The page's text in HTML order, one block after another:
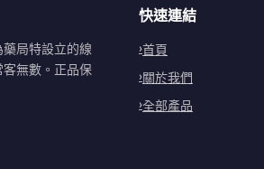
局特設立的線
客無數。正品保
快速連結
首頁
關於我們
全部產品